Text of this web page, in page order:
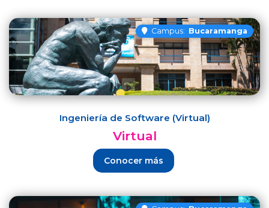
Campus: Bucaramanga
Ingeniería de Software (Virtual)
Virtual
Conocer más